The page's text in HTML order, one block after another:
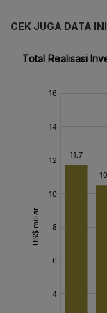
CEK JUGA DATA INI